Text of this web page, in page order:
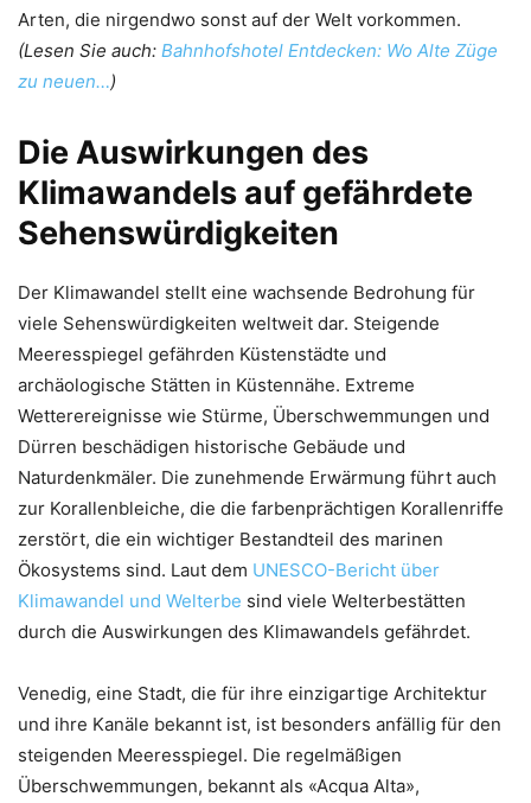
Arten, die nirgendwo sonst auf der Welt vorkommen.
(Lesen Sie auch: Bahnhofshotel Entdecken: Wo Alte Züge
zu neuen…)
Die Auswirkungen des
Klimawandels auf gefährdete
Sehenswürdigkeiten
Der Klimawandel stellt eine wachsende Bedrohung für
viele Sehenswürdigkeiten weltweit dar. Steigende
Meeresspiegel gefährden Küstenstädte und
archäologische Stätten in Küstennähe. Extreme
Wetterereignisse wie Stürme, Überschwemmungen und
Dürren beschädigen historische Gebäude und
Naturdenkmäler. Die zunehmende Erwärmung führt auch
zur Korallenbleiche, die die farbenprächtigen Korallenriffe
zerstört, die ein wichtiger Bestandteil des marinen
Ökosystems sind. Laut dem UNESCO-Bericht über
Klimawandel und Welterbe sind viele Welterbestätten
durch die Auswirkungen des Klimawandels gefährdet.
Venedig, eine Stadt, die für ihre einzigartige Architektur
und ihre Kanäle bekannt ist, ist besonders anfällig für den
steigenden Meeresspiegel. Die regelmäßigen
Überschwemmungen, bekannt als «Acqua Alta»,